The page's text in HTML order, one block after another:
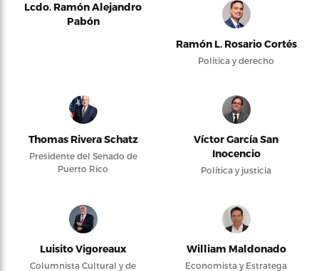
Lcdo. Ramón Alejandro
Pabón
Ramón L. Rosario Cortés
Política y derecho
Thomas Rivera Schatz
Presidente del Senado de
Puerto Rico
Víctor García San
Inocencio
Política y justicia
Luisito Vigoreaux
Columnista Cultural y de
William Maldonado
Economista y Estratega